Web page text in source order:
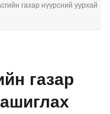
газар нүүрсний уурхай
газар